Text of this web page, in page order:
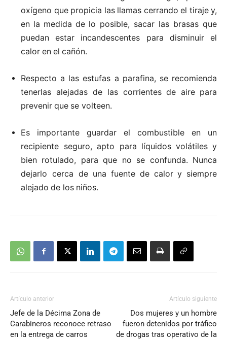
oxígeno que propicia las llamas cerrando el tiraje y,
en la medida de lo posible, sacar las brasas que
puedan estar incandescentes para disminuir el
calor en el cañón.
Respecto a las estufas a parafina, se recomienda
tenerlas alejadas de las corrientes de aire para
prevenir que se volteen.
Es importante guardar el combustible en un
recipiente seguro, apto para líquidos volátiles y
bien rotulado, para que no se confunda. Nunca
dejarlo cerca de una fuente de calor y siempre
alejado de los niños.
Artículo anterior
Jefe de la Décima Zona de
Carabineros reconoce retraso
en la entrega de carros
Artículo siguiente
Dos mujeres y un hombre
fueron detenidos por tráfico
de drogas tras operativo de la